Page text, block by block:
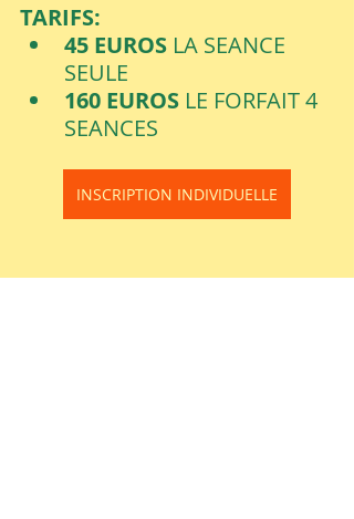
TARIFS:
45 EUROS LA SEANCE
SEULE
160 EUROS LE FORFAIT 4
SEANCES
INSCRIPTION INDIVIDUELLE